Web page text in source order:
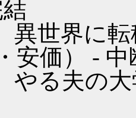
転移し
安価） - 中
大学生